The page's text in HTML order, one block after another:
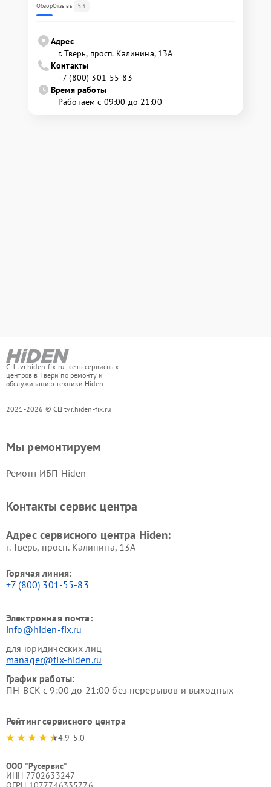
ОбзорОтзывы 53
Адрес
г. Тверь, просп. Калинина, 13А
Контакты
+7 (800) 301-55-83
Время работы
Работаем с 09:00 до 21:00
СЦ tvr.hiden-fix.ru - сеть сервисных
центров в Твери по ремонту и
обслуживанию техники Hiden
2021-2026 © СЦ tvr.hiden-fix.ru
Мы ремонтируем
Ремонт ИБП Hiden
Контакты сервис центра
Адрес сервисного центра Hiden:
г. Тверь, просп. Калинина, 13А
Горячая линия:
+7 (800) 301-55-83
Электронная почта:
info@hiden-fix.ru
для юридических лиц
manager@fix-hiden.ru
График работы:
ПН-ВСК с 9:00 до 21:00 без перерывов и выходных
Рейтинг сервисного центра
4.9-5.0
ООО "Русервис"
ИНН 7702633247